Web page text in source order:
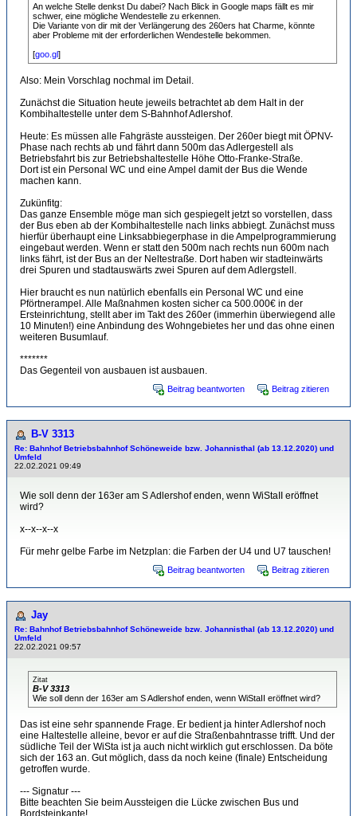
An welche Stelle denkst Du dabei? Nach Blick in Google maps fällt es mir
schwer, eine mögliche Wendestelle zu erkennen.
Die Variante von dir mit der Verlängerung des 260ers hat Charme, könnte
aber Probleme mit der erforderlichen Wendestelle bekommen.
[goo.gl]
Also: Mein Vorschlag nochmal im Detail.
Zunächst die Situation heute jeweils betrachtet ab dem Halt in der
Kombihaltestelle unter dem S-Bahnhof Adlershof.
Heute: Es müssen alle Fahgräste aussteigen. Der 260er biegt mit ÖPNV-
Phase nach rechts ab und fährt dann 500m das Adlergestell als
Betriebsfahrt bis zur Betriebshaltestelle Höhe Otto-Franke-Straße.
Dort ist ein Personal WC und eine Ampel damit der Bus die Wende
machen kann.
Zukünfitg:
Das ganze Ensemble möge man sich gespiegelt jetzt so vorstellen, dass
der Bus eben ab der Kombihaltestelle nach links abbiegt. Zunächst muss
hierfür überhaupt eine Linksabbiegerphase in die Ampelprogrammierung
eingebaut werden. Wenn er statt den 500m nach rechts nun 600m nach
links fährt, ist der Bus an der Neltestraße. Dort haben wir stadteinwärts
drei Spuren und stadtauswärts zwei Spuren auf dem Adlergstell.
Hier braucht es nun natürlich ebenfalls ein Personal WC und eine
Pförtnerampel. Alle Maßnahmen kosten sicher ca 500.000€ in der
Ersteinrichtung, stellt aber im Takt des 260er (immerhin überwiegend alle
10 Minuten!) eine Anbindung des Wohngebietes her und das ohne einen
weiteren Busumlauf.
*******
Das Gegenteil von ausbauen ist ausbauen.
Beitrag beantworten Beitrag zitieren
B-V 3313
Re: Bahnhof Betriebsbahnhof Schöneweide bzw. Johannisthal (ab 13.12.2020) und
Umfeld
22.02.2021 09:49
Wie soll denn der 163er am S Adlershof enden, wenn WiStaII eröffnet
wird?
x--x--x--x
Für mehr gelbe Farbe im Netzplan: die Farben der U4 und U7 tauschen!
Beitrag beantworten Beitrag zitieren
Jay
Re: Bahnhof Betriebsbahnhof Schöneweide bzw. Johannisthal (ab 13.12.2020) und
Umfeld
22.02.2021 09:57
Zitat
B-V 3313
Wie soll denn der 163er am S Adlershof enden, wenn WiStaII eröffnet wird?
Das ist eine sehr spannende Frage. Er bedient ja hinter Adlershof noch
eine Haltestelle alleine, bevor er auf die Straßenbahntrasse trifft. Und der
südliche Teil der WiSta ist ja auch nicht wirklich gut erschlossen. Da böte
sich der 163 an. Gut möglich, dass da noch keine (finale) Entscheidung
getroffen wurde.
--- Signatur ---
Bitte beachten Sie beim Aussteigen die Lücke zwischen Bus und
Bordsteinkante!